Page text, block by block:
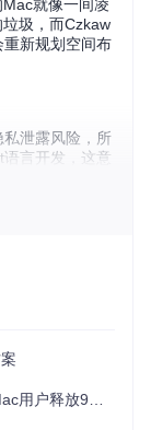
就像一间凌
圾，而Czkaw
新规划空间布
泄露风险，所
言开发，这意
同类工具快3
有重复文件。
空间的技术实践